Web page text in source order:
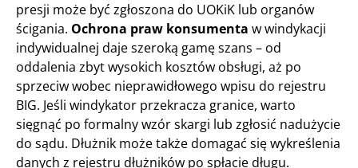
presji może być zgłoszona do UOKiK lub organów
ścigania. Ochrona praw konsumenta w windykacji
indywidualnej daje szeroką gamę szans – od
oddalenia zbyt wysokich kosztów obsługi, aż po
sprzeciw wobec nieprawidłowego wpisu do rejestru
BIG. Jeśli windykator przekracza granice, warto
sięgnąć po formalny wzór skargi lub zgłosić nadużycie
do sądu. Dłużnik może także domagać się wykreślenia
danych z rejestru dłużników po spłacie długu.